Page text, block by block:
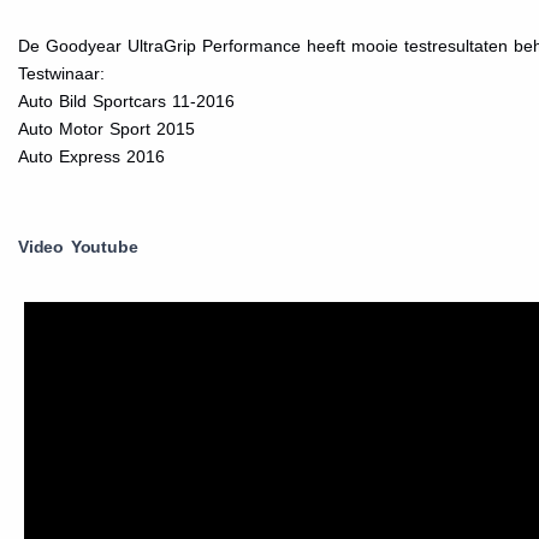
De Goodyear UltraGrip Performance heeft mooie testresultaten
Testwinaar:
Auto Bild Sportcars 11-2016
Auto Motor Sport 2015
Auto Express 2016
Video Youtube